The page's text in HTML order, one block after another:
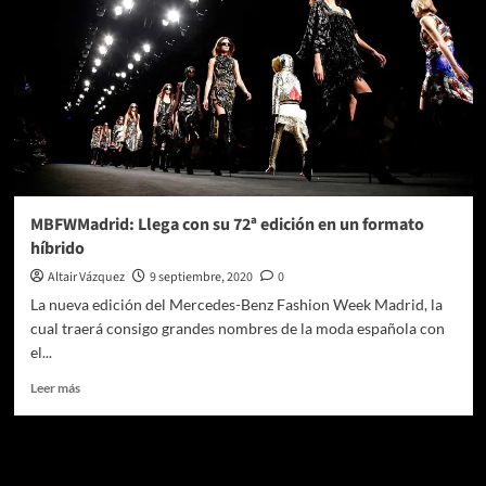
MBFWMadrid: Llega con su 72ª edición en un formato
híbrido
Altair Vázquez 9 septiembre, 2020
0
La nueva edición del Mercedes-Benz Fashion Week Madrid, la
cual traerá consigo grandes nombres de la moda española con
el...
Leer másLeer